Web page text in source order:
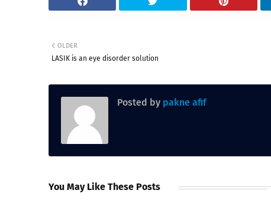
OLDER
LASIK is an eye disorder solution
Posted by pakne afif
You May Like These Posts